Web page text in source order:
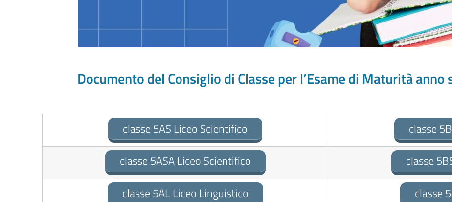
Documento del Consiglio di Classe per l’Esame di Maturità
classe 5AS Liceo Scientifico
classe
classe 5ASA Liceo Scientifico
classe
classe 5AL Liceo Linguistico
classe